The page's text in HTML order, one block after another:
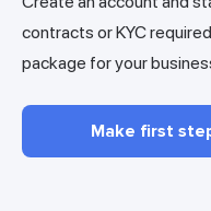
contracts or KYC
package for your
Make first